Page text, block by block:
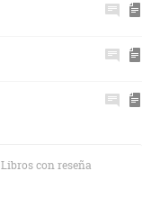
Libros con reseña